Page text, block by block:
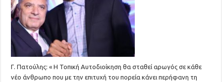
Γ. Πατούλης: « Η Τοπική Αυτοδιοίκηση θα σταθεί αρωγός σε κάθε
νέο άνθρωπο που με την επιτυχή του πορεία κάνει περήφανη τη